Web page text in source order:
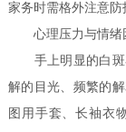
家务时需格外注意防
心理压力与情绪
手上明显的白斑
解的目光、频繁的
图用手套、长袖衣